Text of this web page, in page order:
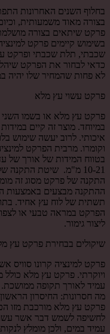
בחלוף השנים האחרונות
בצורה מאוד משמעותית,
פרקט שיתאים בצורה
בשימוש קיימים פרקט
שכבתי, תלת שכבתי ופרקט
כדאי לבחור את הפרקט
לא פחות שהמחיר שלו יהיה
פרקט עשוי עץ מלא
פרקט עץ מלא או בשמו השני
במיוחד. מוצר זה קיים
איכותי. לרוב יעשה שימוש
וקומרו. מרבית הפרקט
10-21 מ"מ. שיטת
התקנה של פרקט מסוג זה
ההתקנה מבצעים באמצעות
תשתית של לוח עץ אחיד.
הפרקט במראה טבעי או
ליצור גימור.
שיקולים בבחירת פרקט עץ
פרקט למינציה קרונו סוויס
ויוקרתי. פרקט עץ מלא
עמיד לאורך תקופה ממושכת.
מה חסרונות: החיסרון
פרקט עץ מלא מורכבת מזו
לחשיפה לשמש דבר אשר עשוי
עמיד במים, ולכן מומלץ